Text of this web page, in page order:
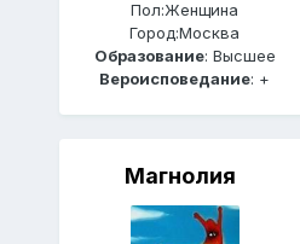
Пол:Женщина
Город:Москва
Образование: Высшее
Вероисповедание: +
Магнолия